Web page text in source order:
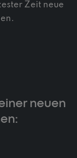
Zeit neue
neuen